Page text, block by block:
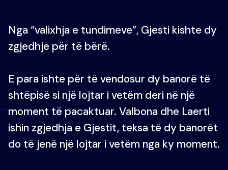
Nga “valixhja e tundimeve”, Gjesti kishte dy
zgjedhje për të bërë.
E para ishte për të vendosur dy banorë të
shtëpisë si një lojtar i vetëm deri në një
moment të pacaktuar. Valbona dhe Laerti
ishin zgjedhja e Gjestit, teksa të dy banorët
do të jenë një lojtar i vetëm nga ky moment.